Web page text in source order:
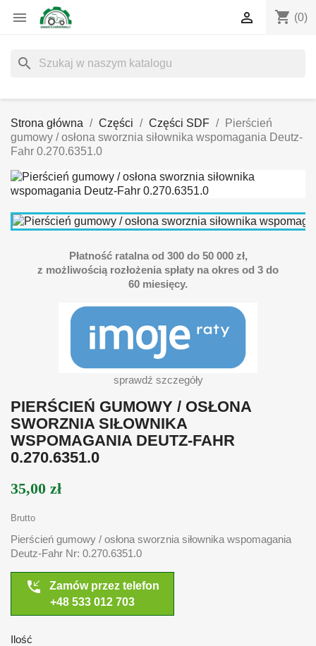
 shopping_cart (0)

search
Strona główna Części Części SDF
Pierścień
gumowy / osłona sworznia siłownika wspomagania Deutz-
Fahr 0.270.6351.0
Płatność ratalna od 300 do 50 000 zł,
z możliwością rozłożenia spłaty na okres od 3 do
60 miesięcy.
sprawdź szczegóły
PIERŚCIEŃ GUMOWY / OSŁONA
SWORZNIA SIŁOWNIKA
WSPOMAGANIA DEUTZ-FAHR
0.270.6351.0
35,00 zł
Brutto
Pierścień gumowy / osłona sworznia siłownika wspomagania
Deutz-Fahr Nr: 0.270.6351.0
phone_callback
Zamów przez telefon
+48 533 012 703
Ilość